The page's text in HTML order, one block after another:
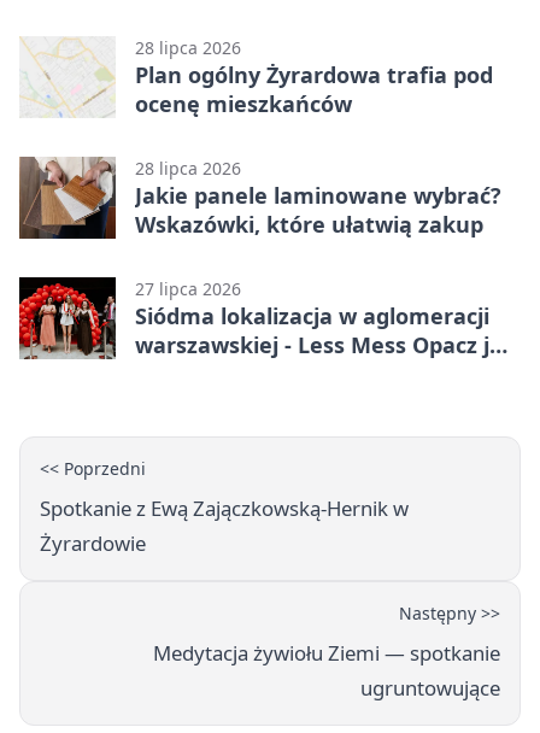
28 lipca 2026
Plan ogólny Żyrardowa trafia pod
ocenę mieszkańców
28 lipca 2026
Jakie panele laminowane wybrać?
Wskazówki, które ułatwią zakup
27 lipca 2026
Siódma lokalizacja w aglomeracji
warszawskiej - Less Mess Opacz już
<< Poprzedni
Spotkanie z Ewą Zajączkowską-Hernik w
Żyrardowie
Następny >>
Medytacja żywiołu Ziemi — spotkanie
ugruntowujące